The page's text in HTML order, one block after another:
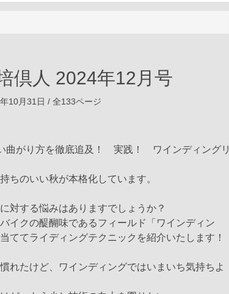
倶人 2024年12月号
10月31日 / 全133ページ
曲がり方を徹底追及！ 実践！ ワインディングリ
ちのいい秋が本格化しています。
対する悩みはありますでしょうか？
イクの醍醐味であるフィールド「ワインディン
ててライディングテクニックを紹介いたします！
れたけど、ワインディングではいまいち気持ちよ